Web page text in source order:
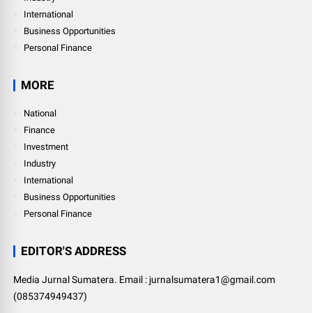
International
Business Opportunities
Personal Finance
MORE
National
Finance
Investment
Industry
International
Business Opportunities
Personal Finance
EDITOR'S ADDRESS
Media Jurnal Sumatera. Email : jurnalsumatera1@gmail.com
(085374949437)